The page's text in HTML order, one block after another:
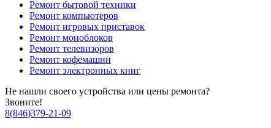
Ремонт бытовой техники
Ремонт компьютеров
Ремонт игровых приставок
Ремонт моноблоков
Ремонт телевизоров
Ремонт кофемашин
Ремонт электронных книг
Не нашли своего устройства или цены ремонта?
Звоните!
8(846)379-21-09